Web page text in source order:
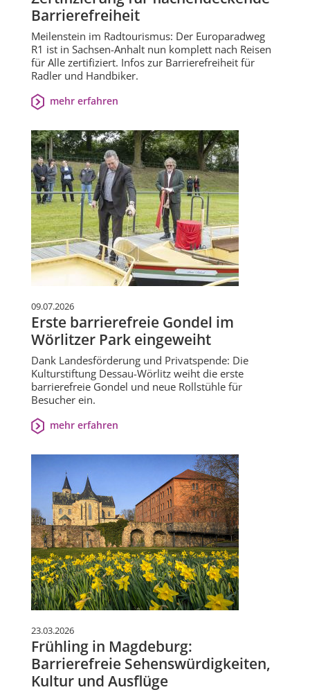
Barrierefreiheit
Meilenstein im Radtourismus: Der Europaradweg
R1 ist in Sachsen-Anhalt nun komplett nach Reisen
für Alle zertifiziert. Infos zur Barrierefreiheit für
Radler und Handbiker.
mehr erfahren
09.07.2026
Erste barrierefreie Gondel im
Wörlitzer Park eingeweiht
Dank Landesförderung und Privatspende: Die
Kulturstiftung Dessau-Wörlitz weiht die erste
barrierefreie Gondel und neue Rollstühle für
Besucher ein.
mehr erfahren
23.03.2026
Frühling in Magdeburg:
Barrierefreie Sehenswürdigkeiten,
Kultur und Ausflüge